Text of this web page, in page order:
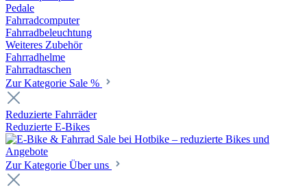
Pedale
Fahrradcomputer
Fahrradbeleuchtung
Weiteres Zubehör
Fahrradhelme
Fahrradtaschen
Zur Kategorie Sale %
Reduzierte Fahrräder
Reduzierte E-Bikes
Zur Kategorie Über uns